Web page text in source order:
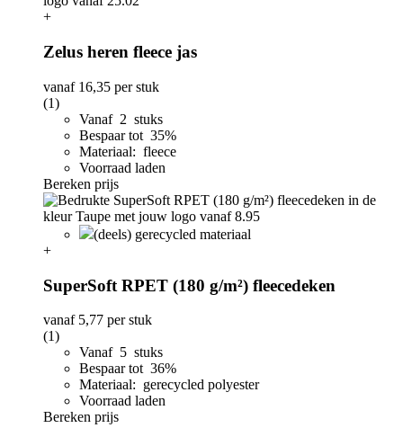
+
Zelus heren fleece jas
vanaf 16,35 per stuk
(1)
Vanaf 2 stuks
Bespaar tot 35%
Materiaal: fleece
Voorraad laden
Bereken prijs
(deels) gerecycled materiaal
+
SuperSoft RPET (180 g/m²) fleecedeken
vanaf 5,77 per stuk
(1)
Vanaf 5 stuks
Bespaar tot 36%
Materiaal: gerecycled polyester
Voorraad laden
Bereken prijs